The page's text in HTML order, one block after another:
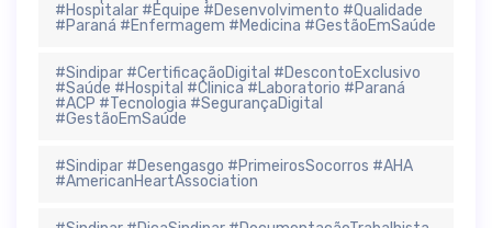
#Hospitalar #Equipe #Desenvolvimento #Qualidade
#Paraná #Enfermagem #Medicina #GestãoEmSaúde
#Sindipar #CertificaçãoDigital #DescontoExclusivo
#Saúde #Hospital #Clinica #Laboratorio #Paraná
#ACP #Tecnologia #SegurançaDigital
#GestãoEmSaúde
#Sindipar #Desengasgo #PrimeirosSocorros #AHA
#AmericanHeartAssociation